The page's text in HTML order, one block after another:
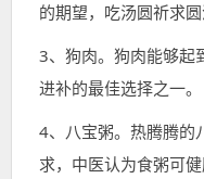
的期望，吃汤圆祈求
3、狗肉。狗肉能够起
进补的最佳选择之一。
4、八宝粥。热腾腾的
求，中医认为食粥可